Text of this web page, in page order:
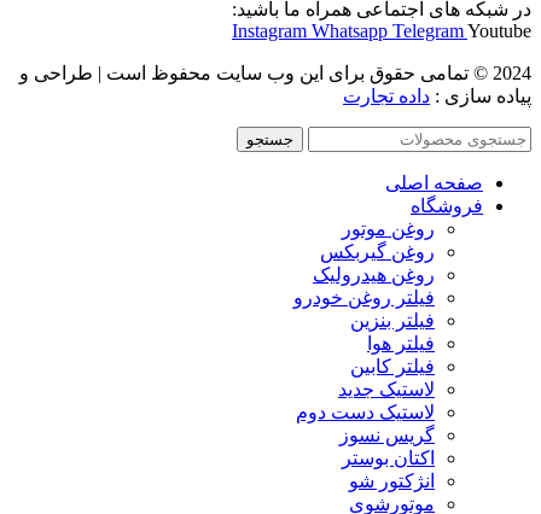
در شبکه های اجتماعی همراه ما باشید:
Instagram Whatsapp TelegramYoutube
2024 © تمامی حقوق برای این وب سایت محفوظ است | طراحی و
پیاده سازی : داده تجارت
جستجو
صفحه اصلی
فروشگاه
روغن موتور
روغن گیربکس
روغن هیدرولیک
فیلتر روغن خودرو
فیلتر بنزین
فیلتر هوا
فیلتر کابین
لاستیک جدید
لاستیک دست دوم
گریس نسوز
اکتان بوستر
انژکتور شو
موتورشوی